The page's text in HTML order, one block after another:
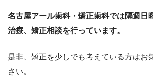
名古屋アール歯科・矯正歯科では隔週日
治療、矯正相談を行っています。
是非、矯正を少しでも考えている方はお
さい。